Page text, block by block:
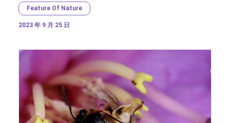
Feature Of Nature
2023 年 9 月 25 日